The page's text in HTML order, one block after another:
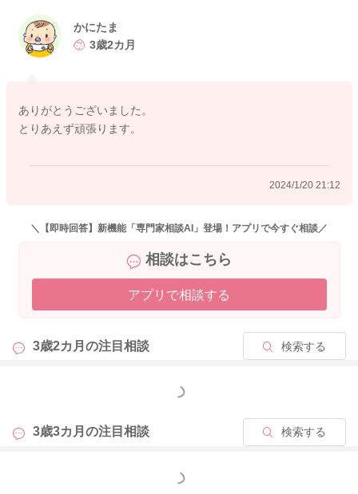
声を聞いているだけでも疲れてもきますし、イライラもしてき
ますよね。
出てきたりと、きつくなりますよね。
その時には、安全を確認されて、そばから離れてみてもいいと
そうして離れたところで、深呼吸をされるといいと思います。
状況を少し変えてみる、目の前からお子さんたちがいない状況
にされてみることで、かにたまさんのお気持ちが少し落ち着く
わたしも同じようにします。そうしてその場から少しでも離れ
場を変えてみることで、気持ちもついてくることがあります。
イヤイヤとただ言いたいだけのこともあったりします。
かにたま
3歳2カ月
ありがとうございました。
とりあえず頑張ります。
2024/1/20 21:12
＼【即時回答】新機能「専門家相談AI」登場！アプリで今すぐ相談／
相談はこちら
アプリで相談する
3歳2カ月の注目相談 検索する
もっと見る
3歳3カ月の注目相談 検索する
もっと見る